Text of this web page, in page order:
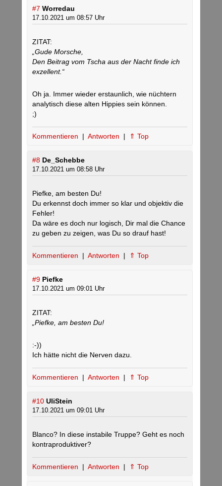
#7 Worredau
17.10.2021 um 08:57 Uhr
ZITAT:
„Gude Morsche,
Den Beitrag vom Tscha aus der Nacht finde ich
exzellent.“
Oh ja. Immer wieder erstaunlich, wie nüchtern
analytisch diese alten Hippies sein können.
;)
Kommentieren | Antworten | ⇑ Top
#8 De_Schebbe
17.10.2021 um 08:58 Uhr
Piefke, am besten Du!
Du erkennst doch immer so klar und objektiv die
Fehler!
Da wäre es doch nur logisch, Dir mal die Chance
zu geben zu zeigen, was Du so drauf hast!
Kommentieren | Antworten | ⇑ Top
#9 Piefke
17.10.2021 um 09:01 Uhr
ZITAT:
„Piefke, am besten Du!
:-))
Ich hätte nicht die Nerven dazu.
Kommentieren | Antworten | ⇑ Top
#10 UliStein
17.10.2021 um 09:01 Uhr
Blanco? In diese instabile Truppe? Geht es noch
kontraproduktiver?
Kommentieren | Antworten | ⇑ Top